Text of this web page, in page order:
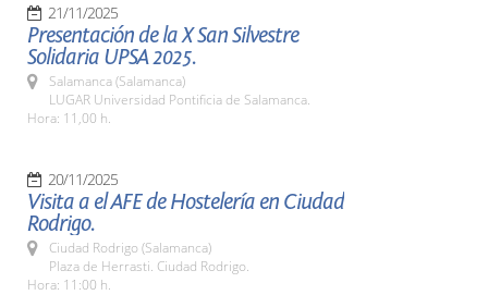
21/11/2025
Presentación de la X San Silvestre
Solidaria UPSA 2025.
Salamanca (Salamanca)
LUGAR Universidad Pontificia de Salamanca.
Hora: 11,00 h.
20/11/2025
Visita a el AFE de Hostelería en Ciudad
Rodrigo.
Ciudad Rodrigo (Salamanca)
Plaza de Herrasti. Ciudad Rodrigo.
Hora: 11:00 h.